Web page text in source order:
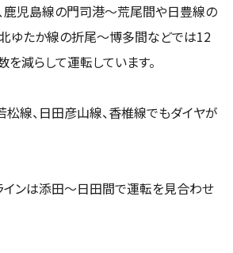
鹿児島線の門司港～荒尾間や日豊線の
ゆたか線の折尾～博多間などでは12
を減らして運転しています。
松線、日田彦山線、香椎線でもダイヤが
インは添田～日田間で運転を見合わせ